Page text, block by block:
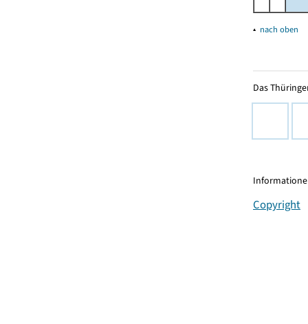
▴ nach oben
Das
Copyright